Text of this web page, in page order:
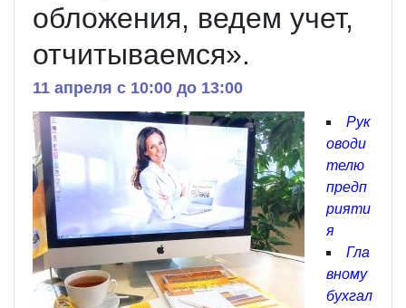
обложения, ведем учет,
отчитываемся».
11 апреля c 10:00 до 13:00
Рук
оводи
телю
предп
рияти
я
Гла
вному
бухгал